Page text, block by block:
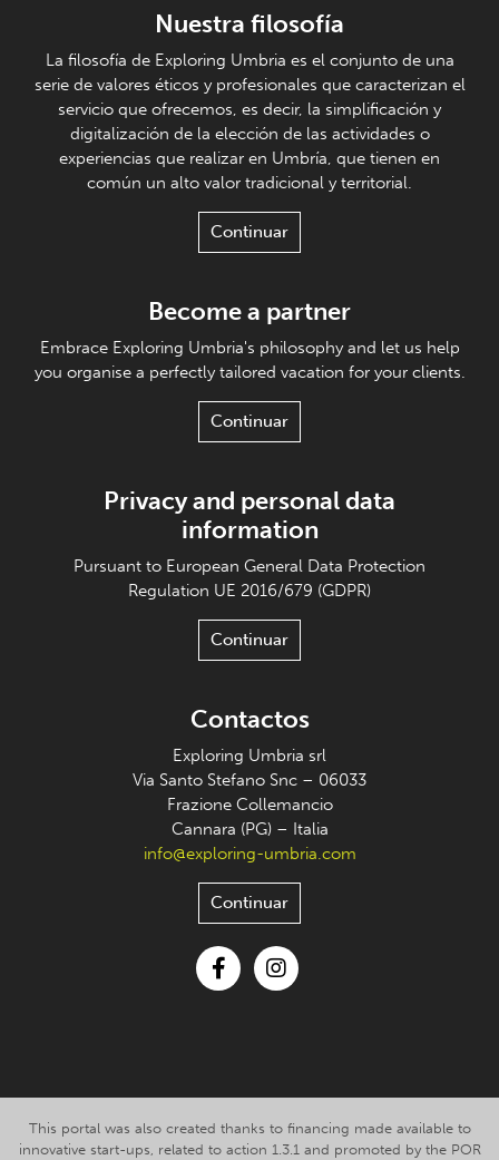
Nuestra filosofía
La filosofía de Exploring Umbria es el conjunto de una
serie de valores éticos y profesionales que caracterizan el
servicio que ofrecemos, es decir, la simplificación y
digitalización de la elección de las actividades o
experiencias que realizar en Umbría, que tienen en
común un alto valor tradicional y territorial.
Continuar
Become a partner
Embrace Exploring Umbria's philosophy and let us help
you organise a perfectly tailored vacation for your clients.
Continuar
Privacy and personal data
information
Pursuant to European General Data Protection
Regulation UE 2016/679 (GDPR)
Continuar
Contactos
Exploring Umbria srl
Via Santo Stefano Snc – 06033
Frazione Collemancio
Cannara (PG) – Italia
info@exploring-umbria.com
Continuar
This portal was also created thanks to financing made available to
innovative start-ups, related to action 1.3.1 and promoted by the POR